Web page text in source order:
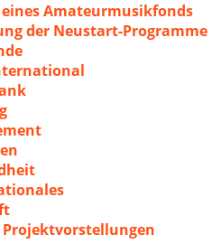
Amateurmusikfonds
der Neustart-Programme